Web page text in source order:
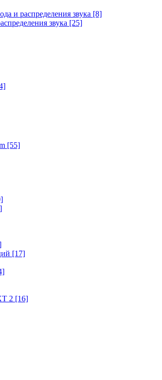
и распределения звука [8]
звука [25]
[55]
[17]
2 [16]